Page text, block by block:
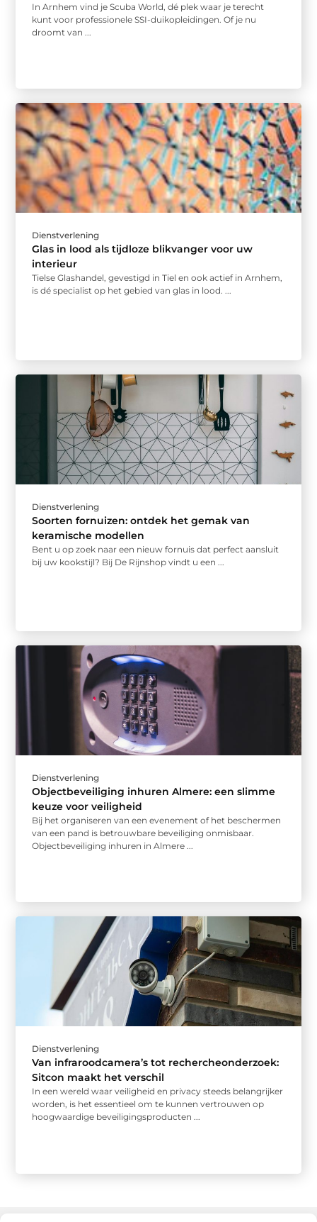
In Arnhem vind je Scuba World, dé plek waar je terecht
kunt voor professionele SSI-duikopleidingen. Of je nu
droomt van ...
Dienstverlening
Glas in lood als tijdloze blikvanger voor uw
interieur
Tielse Glashandel, gevestigd in Tiel en ook actief in Arnhem,
is dé specialist op het gebied van glas in lood. ...
Dienstverlening
Soorten fornuizen: ontdek het gemak van
keramische modellen
Bent u op zoek naar een nieuw fornuis dat perfect aansluit
bij uw kookstijl? Bij De Rijnshop vindt u een ...
Dienstverlening
Objectbeveiliging inhuren Almere: een slimme
keuze voor veiligheid
Bij het organiseren van een evenement of het beschermen
van een pand is betrouwbare beveiliging onmisbaar.
Objectbeveiliging inhuren in Almere ...
Dienstverlening
Van infraroodcamera’s tot rechercheonderzoek:
Sitcon maakt het verschil
In een wereld waar veiligheid en privacy steeds belangrijker
worden, is het essentieel om te kunnen vertrouwen op
hoogwaardige beveiligingsproducten ...